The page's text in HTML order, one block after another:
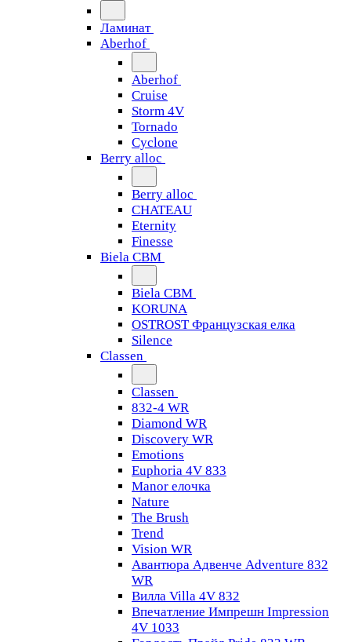
Ламинат
Aberhof
Aberhof
Cruise
Storm 4V
Tornado
Сyclone
Berry alloc
Berry alloc
CHATEAU
Eternity
Finesse
Biela CBM
Biela CBM
KORUNA
OSTROST Французская елка
Silence
Classen
Classen
832-4 WR
Diamond WR
Discovery WR
Emotions
Euphoria 4V 833
Manor елочка
Nature
The Brush
Trend
Vision WR
Авантюра Адвенче Adventure 832
WR
Вилла Villa 4V 832
Впечатление Импрешн Impression
4V 1033